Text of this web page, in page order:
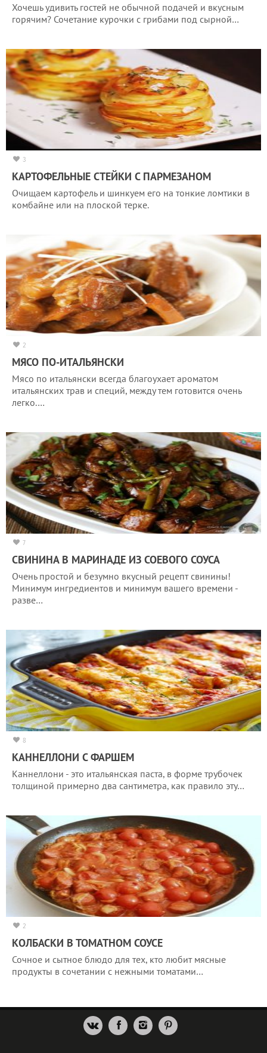
Хочешь удивить гостей не обычной подачей и вкусным
горячим? Сочетание курочки с грибами под сырной…
3
КАРТОФЕЛЬНЫЕ СТЕЙКИ С ПАРМЕЗАНОМ
Очищаем картофель и шинкуем его на тонкие ломтики в
комбайне или на плоской терке.
2
МЯСО ПО-ИТАЛЬЯНСКИ
Мясо по итальянски всегда благоухает ароматом
итальянских трав и специй, между тем готовится очень
легко.…
7
СВИНИНА В МАРИНАДЕ ИЗ СОЕВОГО СОУСА
Очень простой и безумно вкусный рецепт свинины!
Минимум ингредиентов и минимум вашего времени -
разве…
8
КАННЕЛЛОНИ С ФАРШЕМ
Каннеллони - это итальянская паста, в форме трубочек
толщиной примерно два сантиметра, как правило эту…
2
КОЛБАСКИ В ТОМАТНОМ СОУСЕ
Сочное и сытное блюдо для тех, кто любит мясные
продукты в сочетании с нежными томатами…